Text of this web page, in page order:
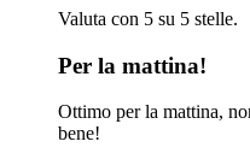
Valuta con 5 su 5 stelle.
Per la mattina!
Ottimo per la mattina,
bene!